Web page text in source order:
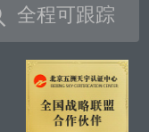
全程可跟踪